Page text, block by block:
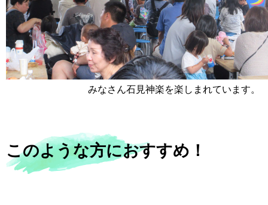
みなさん石見神楽を楽しまれています。
このような方におすすめ！